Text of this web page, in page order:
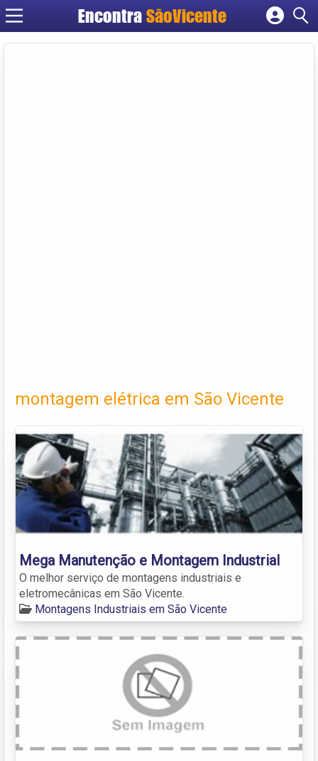
Encontra SãoVicente
Cadastrar empresa
montagem elétrica em São Vicente
Mega Manutenção e Montagem Industrial
O melhor serviço de montagens industriais e
eletromecânicas em São Vicente.
Montagens Industriais em São Vicente